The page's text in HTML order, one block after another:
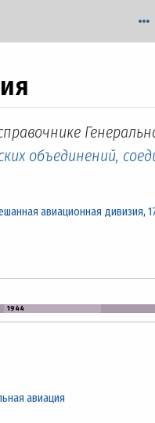
объединений,
авиационная дивизия,
1944
авиация